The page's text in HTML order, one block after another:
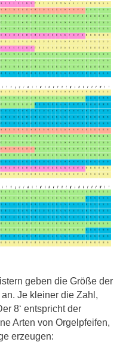
geben die Größe der
Je kleiner die Zahl,
8‘ entspricht der
Arten von Orgelpfeifen,
erzeugen: